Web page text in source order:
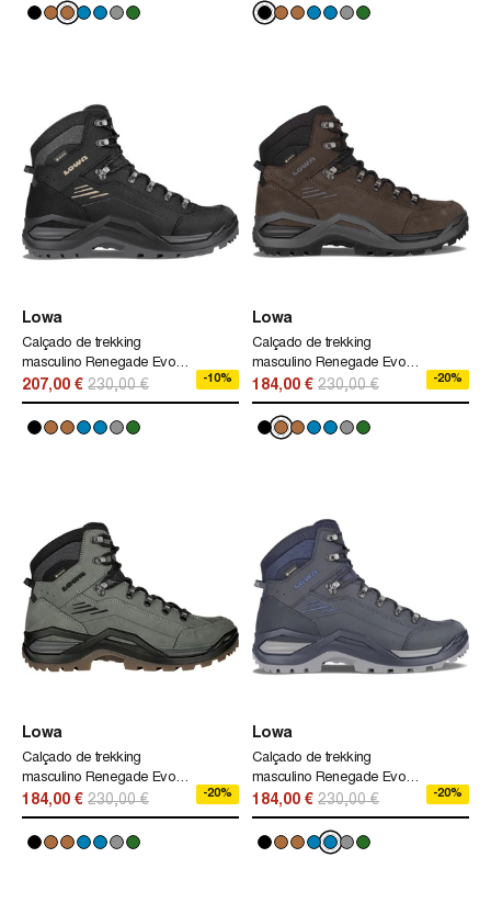
Lowa
Calçado de trekking
masculino Renegade Evo
Gtx Mid Lowa preto
207,00 € 230,00 € -10%
Lowa
Calçado de trekking
masculino Renegade Evo
Gtx Mid Lowa marrom
184,00 € 230,00 € -20%
Lowa
Calçado de trekking
masculino Renegade Evo
Gtx Mid Lowa cinza
184,00 € 230,00 € -20%
Lowa
Calçado de trekking
masculino Renegade Evo
Gtx Mid Lowa Azul
184,00 € 230,00 € -20%